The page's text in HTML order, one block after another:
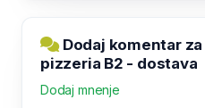
Dodaj komentar
pizzeria B2 - dostava
Dodaj mnenje